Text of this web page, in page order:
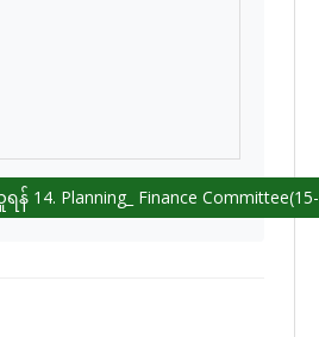
14. Planning_ Finance